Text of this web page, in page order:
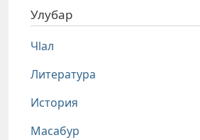
Улубар
Чlал
Литература
История
Масабур